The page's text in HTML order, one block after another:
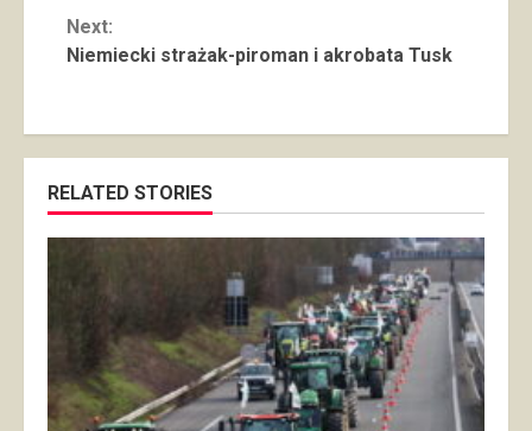
Next:
Niemiecki strażak-piroman i akrobata Tusk
RELATED STORIES